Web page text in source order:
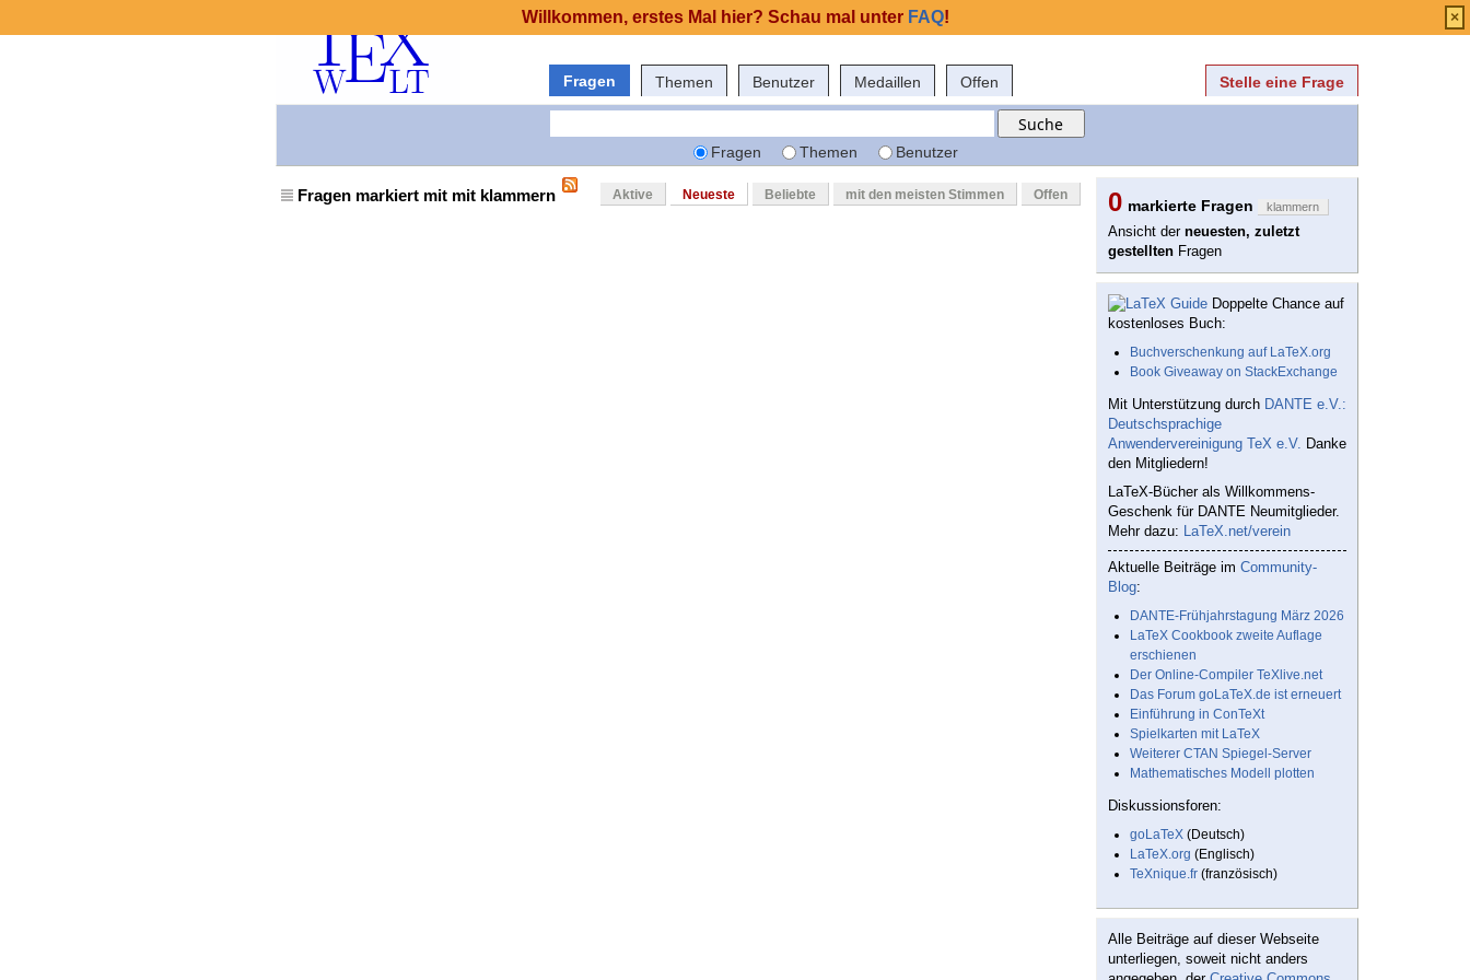
Fragen Themen Benutzer Medaillen Offen Stelle eine Frage
Fragen Themen Benutzer
Fragen markiert mit mit klammern Aktive Neueste Beliebte mit den meisten Stimmen Offen 0 markierte Fragen klammern
Ansicht der neuesten, zuletzt
gestellten Fragen
Doppelte Chance auf
kostenloses Buch:
Buchverschenkung auf LaTeX.org
Book Giveaway on StackExchange
Mit Unterstützung durch DANTE e.V.:
Deutschsprachige
Anwendervereinigung TeX e.V. Danke
den Mitgliedern!
LaTeX-Bücher als Willkommens-
Geschenk für DANTE Neumitglieder.
Mehr dazu: LaTeX.net/verein
Aktuelle Beiträge im Community-
Blog:
DANTE-Frühjahrstagung März 2026
LaTeX Cookbook zweite Auflage
erschienen
Der Online-Compiler TeXlive.net
Das Forum goLaTeX.de ist erneuert
Einführung in ConTeXt
Spielkarten mit LaTeX
Weiterer CTAN Spiegel-Server
Mathematisches Modell plotten
Diskussionsforen:
goLaTeX (Deutsch)
LaTeX.org (Englisch)
TeXnique.fr (französisch)
Alle Beiträge auf dieser Webseite
unterliegen, soweit nicht anders
Willkommen, erstes Mal hier? Schau mal unter FAQ! ×